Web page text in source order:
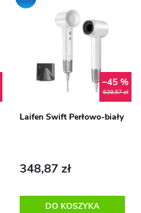
638,57 zł
–45 %
Laifen Swift Perłowo-biały
348,87 zł
DO KOSZYKA